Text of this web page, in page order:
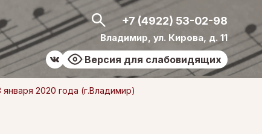
Версия для слабовидящих
+7 (4922) 53-02-98
Владимир, ул. Кирова, д. 11
2020 года (г.Владимир)